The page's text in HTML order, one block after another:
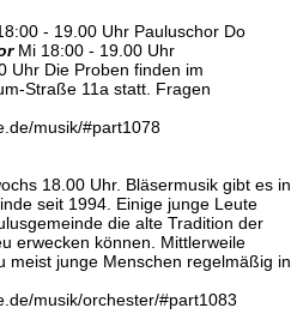
- 19.00 Uhr Pauluschor Do
Mi 18:00 - 19.00 Uhr
Uhr Die Proben finden im
Straße 11a statt. Fragen
musik/#part1078
18.00 Uhr. Bläsermusik gibt es in
seit 1994. Einige junge Leute
die alte Tradition der
erwecken können. Mittlerweile
meist junge Menschen regelmäßig in
musik/orchester/#part1083